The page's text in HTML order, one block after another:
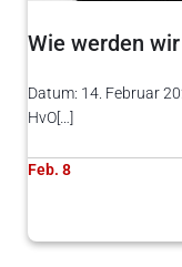
Wie werden
Datum: 14. Februar
HvO[…]
Feb. 8